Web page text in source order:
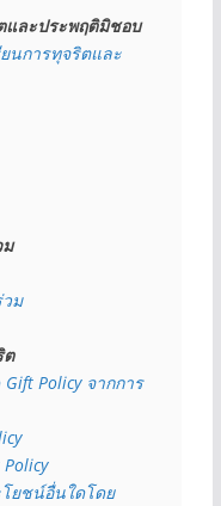
และประพฤติมิชอบ
นการทุจริตและ
ม
ต
Policy จากการ
Policy
ยชน์อื่นใดโดย